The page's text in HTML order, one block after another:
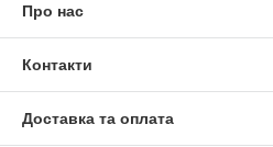
Про нас
Контакти
Доставка та оплата